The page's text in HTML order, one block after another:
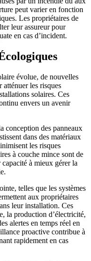
peut varier en fonction
Les propriétaires de
leur assureur pour
en cas d’incident.
évolue, de nouvelles
les risques
solaires. Ces
envers un avenir
conception des panneaux
dans des matériaux
les risques
à couche mince sont de
à mieux gérer la
telles que les systèmes
aux propriétaires
leur installation. Ces
la production d’électricité,
alertes en temps réel en
proactive contribue à
rapidement en cas